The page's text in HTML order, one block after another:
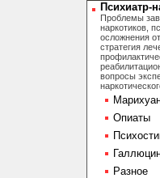
Психиатр-
Проблемы
наркотиков,
осложнения
стратегия
вопросы
Опиаты
Разное